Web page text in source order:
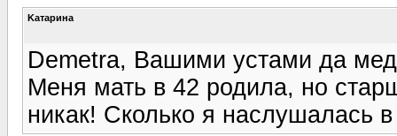
Kатарина
Demetra, Вашими устами да
Меня мать в 42 родила, но
никак! Сколько я наслушалась